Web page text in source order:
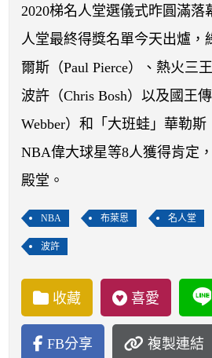
運彩教學專區
2020梯名人堂選儀式昨圓滿落
人堂最終得獎名單今天出爐，
爾斯（Paul Pierce）、熱火三
波許（Chris Bosh）以及國王
Webber）和「大班蛙」華勒斯
NBA偉大球星等8人獲得肯定
殿堂。
NBA 布萊恩 名人堂
波許
收藏 喜愛
FB分享 複製連結